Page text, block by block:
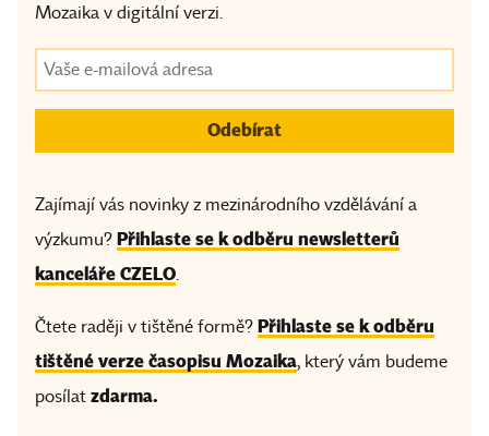
Mozaika v digitální verzi.
Zajímají vás novinky z mezinárodního vzdělávání a
výzkumu? Přihlaste se k odběru newsletterů
kanceláře CZELO.
Čtete raději v tištěné formě? Přihlaste se k odběru
tištěné verze časopisu Mozaika, který vám budeme
posílat zdarma.